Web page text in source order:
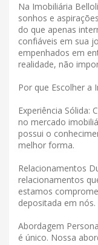
Na Imobiliária
sonhos e
do que apenas
confiáveis ​​em sua
empenhados em
realidade, não
Por que Escolher a
Experiência Sólida:
no mercado
possui o
melhor forma.
Relacionamentos
relacionamentos
estamos
depositada em nós.
Abordagem
é único. Nossa